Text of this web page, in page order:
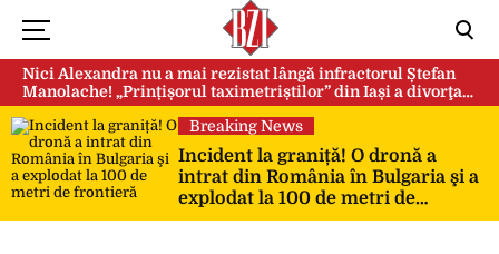
Nici Alexandra nu a mai rezistat lângă infractorul Ștefan
Manolache! „Prințișorul taximetriștilor” din Iași a divorţat
după doi ani de căsnicie
Breaking News
Incident la graniță! O dronă a
intrat din România în Bulgaria şi a
explodat la 100 de metri de
frontieră